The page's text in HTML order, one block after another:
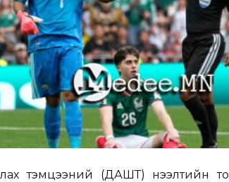
тэмцээний (ДАШТ) нээлтийн